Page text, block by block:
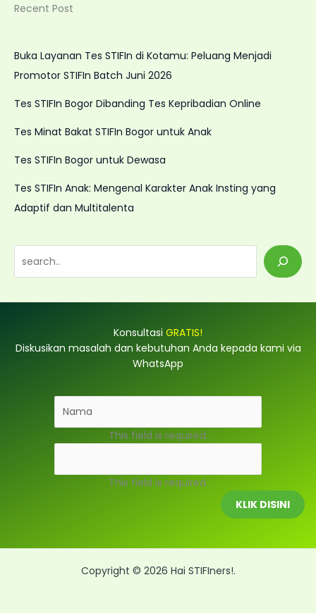
Recent Post
Buka Layanan Tes STIFIn di Kotamu: Peluang Menjadi
Promotor STIFIn Batch Juni 2026
Tes STIFIn Bogor Dibanding Tes Kepribadian Online
Tes Minat Bakat STIFIn Bogor untuk Anak
Tes STIFIn Bogor untuk Dewasa
Tes STIFIn Anak: Mengenal Karakter Anak Insting yang
Adaptif dan Multitalenta
e
h
Konsultasi GRATIS!
Diskusikan masalah dan kebutuhan Anda kepada kami via
WhatsApp
This field is required.
This field is required.
KLIK DISINI
Copyright © 2026 Hai STIFIners!.